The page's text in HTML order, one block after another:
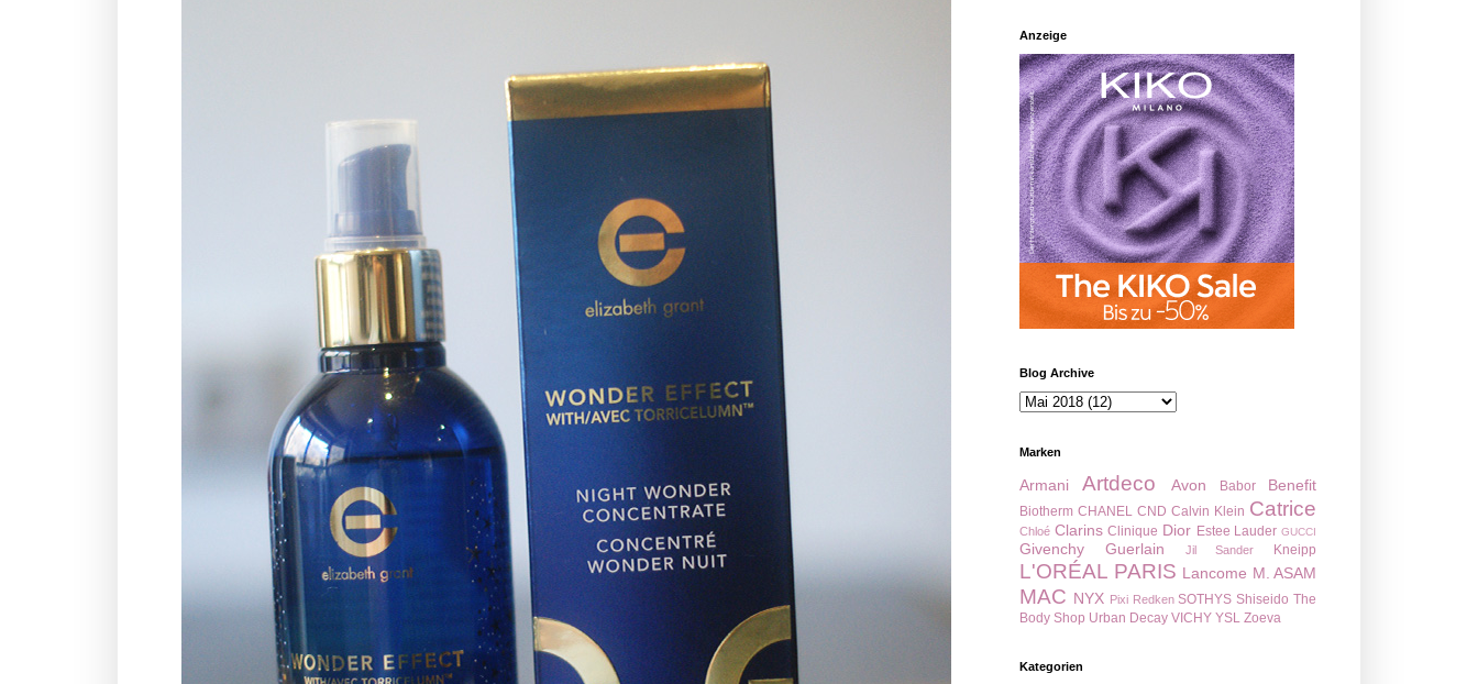
Anzeige
Blog Archive
Marken
Armani Artdeco Avon Babor Benefit
Biotherm CHANEL CND Calvin Klein Catrice
Chloé Clarins Clinique Dior Estee Lauder GUCCI
Givenchy Guerlain Jil Sander Kneipp
L'ORÉAL PARIS Lancome M. ASAM
MAC NYX Pixi Redken SOTHYS Shiseido The
Body Shop Urban Decay VICHY YSL Zoeva
Kategorien